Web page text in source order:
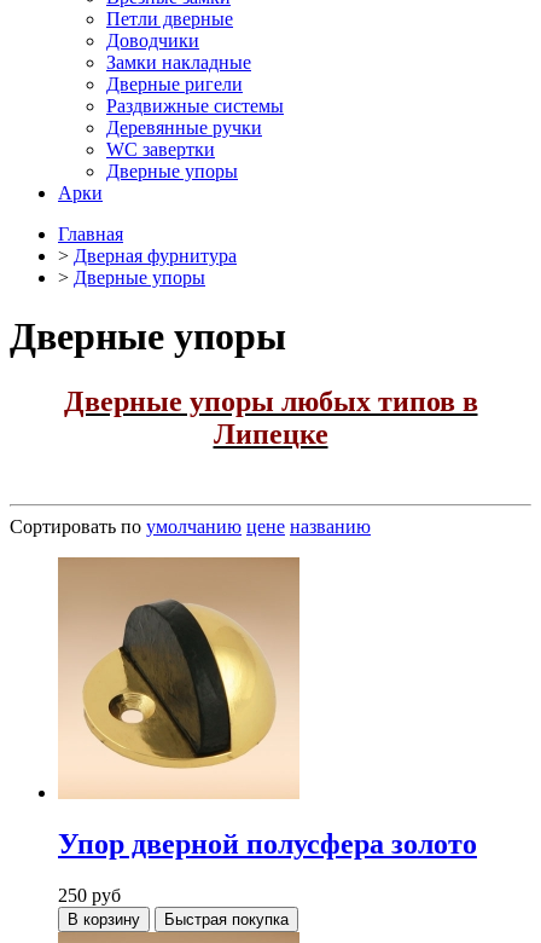
Петли дверные
Доводчики
Замки накладные
Дверные ригели
Раздвижные системы
Деревянные ручки
WC завертки
Дверные упоры
Арки
Главная
> Дверная фурнитура
> Дверные упоры
Дверные упоры
Дверные упоры любых типов в
Липецке
Сортировать по умолчанию цене названию
Упор дверной полусфера золото
250 руб
В корзину Быстрая покупка